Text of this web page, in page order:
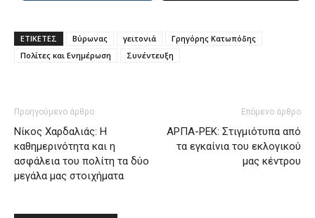
ΕΤΙΚΕΤΕΣ Βύρωνας γειτονιά
Γρηγόρης Κατωπόδης
Πολίτες και Ενημέρωση
Συνέντευξη
Προηγούμενο άρθρο
Νίκος Χαρδαλιάς: Η
καθημερινότητα και η
ασφάλεια του πολίτη τα δύο
μεγάλα μας στοιχήματα
Επόμενο άρθρο
ΑΡΠΑ-ΡΕΚ: Στιγμιότυπα από
τα εγκαίνια του εκλογικού
μας κέντρου